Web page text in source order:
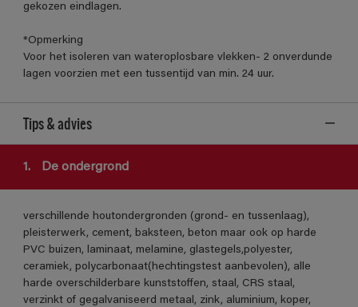
gekozen eindlagen.
*Opmerking
Voor het isoleren van wateroplosbare vlekken- 2 onverdunde
lagen voorzien met een tussentijd van min. 24 uur.
Tips & advies
1. De ondergrond
verschillende houtondergronden (grond- en tussenlaag),
pleisterwerk, cement, baksteen, beton maar ook op harde
PVC buizen, laminaat, melamine, glastegels,polyester,
ceramiek, polycarbonaat(hechtingstest aanbevolen), alle
harde overschilderbare kunststoffen, staal, CRS staal,
verzinkt of gegalvaniseerd metaal, zink, aluminium, koper,